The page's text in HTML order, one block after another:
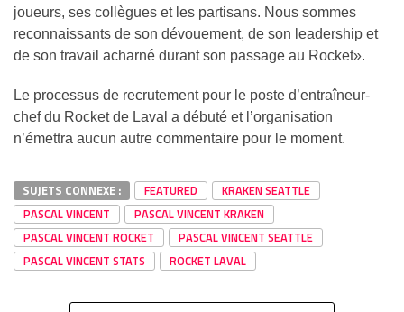
joueurs, ses collègues et les partisans. Nous sommes
reconnaissants de son dévouement, de son leadership et
de son travail acharné durant son passage au Rocket».
Le processus de recrutement pour le poste d’entraîneur-
chef du Rocket de Laval a débuté et l’organisation
n’émettra aucun autre commentaire pour le moment.
SUJETS CONNEXE : FEATURED
KRAKEN SEATTLE
PASCAL VINCENT
PASCAL VINCENT KRAKEN
PASCAL VINCENT ROCKET
PASCAL VINCENT SEATTLE
PASCAL VINCENT STATS
ROCKET LAVAL